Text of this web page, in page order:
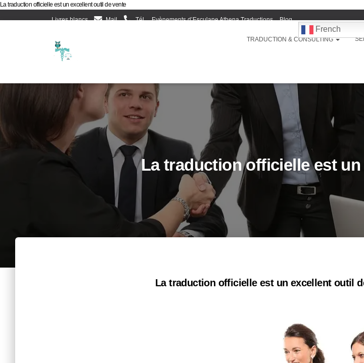
La traduction officielle est un excellent outil de vente
Livres blancs Mail Tél Evènements d’Esculape Athena Traductions Blog
French
TRADUCTION & CONSULTING
La traduction officielle est
La traduction officielle est un excellent outil